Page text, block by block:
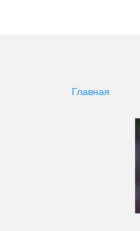
Главная